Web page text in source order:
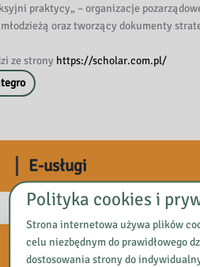
praktycy„ – organizacje
oraz tworzący dokumenty
ze strony https://scholar.com.pl/
E-usługi
Zapisz się
Polityka cookies i
Strona internetowa używa plików
celu niezbędnym do prawidłowego
dostosowania strony do